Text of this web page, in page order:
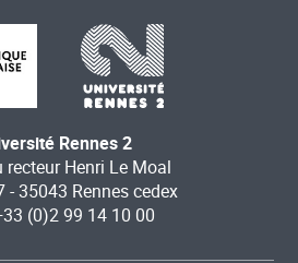
Rennes 2
recteur Henri Le Moal
- 35043 Rennes cedex
(0)2 99 14 10 00